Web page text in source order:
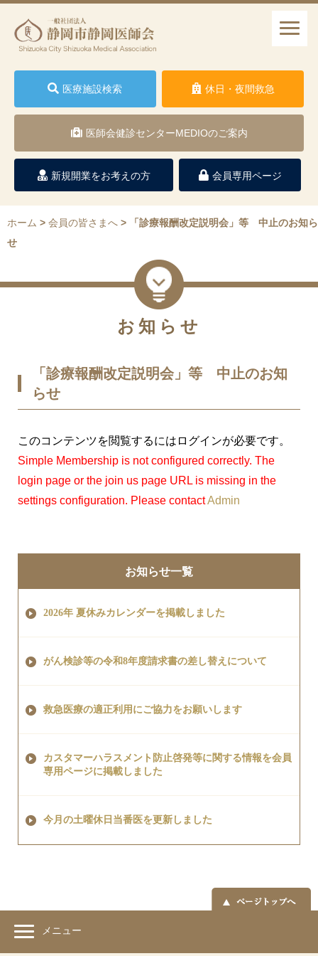
新規開業をお考えの方 会員専用ページ
医療施設検索 休日・夜間救急
医師会健診センターMEDIOのご案内
ホーム > 会員の皆さまへ >
「診療報酬改定説明会」等 中止のお知ら
せ
お知らせ
「診療報酬改定説明会」等 中止のお知
らせ
このコンテンツを閲覧するにはログインが必要です。
Simple Membership is not configured correctly. The
login page or the join us page URL is missing in the
settings configuration. Please contactAdmin
お知らせ一覧
2026年 夏休みカレンダーを掲載しました
がん検診等の令和8年度請求書の差し替えについて
救急医療の適正利用にご協力をお願いします
カスタマーハラスメント防止啓発等に関する情報を会員
専用ページに掲載しました
今月の土曜休日当番医を更新しました
メニュー